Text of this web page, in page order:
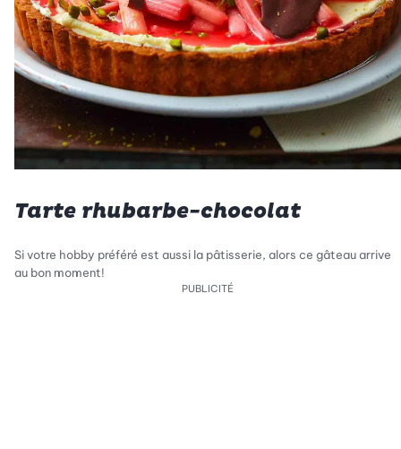
Tarte rhubarbe-chocolat
Si votre hobby préféré est aussi la pâtisserie, alors ce gâteau arrive
au bon moment!
PUBLICITÉ